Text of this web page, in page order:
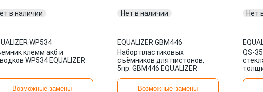
в наличии
·WP534
клемм акб и
WP534 EQUALIZER
Возможные замены
Нет в наличии
EQUALIZER·GBM446
Набор пластиковых
съёмников для пистонов,
5пр. GBM446 EQUALIZER
Возможные замены
Нет
QS-